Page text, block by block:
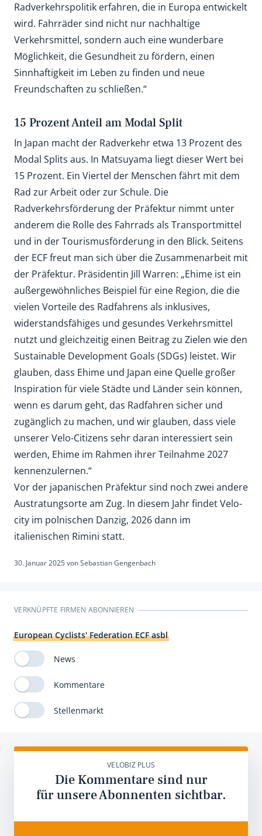
Radverkehrspolitik erfahren, die in Europa entwickelt
wird. Fahrräder sind nicht nur nachhaltige
Verkehrsmittel, sondern auch eine wunderbare
Möglichkeit, die Gesundheit zu fördern, einen
Sinnhaftigkeit im Leben zu finden und neue
Freundschaften zu schließen.“
15 Prozent Anteil am Modal Split
In Japan macht der Radverkehr etwa 13 Prozent des
Modal Splits aus. In Matsuyama liegt dieser Wert bei
15 Prozent. Ein Viertel der Menschen fährt mit dem
Rad zur Arbeit oder zur Schule. Die
Radverkehrsförderung der Präfektur nimmt unter
anderem die Rolle des Fahrrads als Transportmittel
und in der Tourismusförderung in den Blick. Seitens
der ECF freut man sich über die Zusammenarbeit mit
der Präfektur. Präsidentin Jill Warren: „Ehime ist ein
außergewöhnliches Beispiel für eine Region, die die
vielen Vorteile des Radfahrens als inklusives,
widerstandsfähiges und gesundes Verkehrsmittel
nutzt und gleichzeitig einen Beitrag zu Zielen wie den
Sustainable Development Goals (SDGs) leistet. Wir
glauben, dass Ehime und Japan eine Quelle großer
Inspiration für viele Städte und Länder sein können,
wenn es darum geht, das Radfahren sicher und
zugänglich zu machen, und wir glauben, dass viele
unserer Velo-Citizens sehr daran interessiert sein
werden, Ehime im Rahmen ihrer Teilnahme 2027
kennenzulernen.“
Vor der japanischen Präfektur sind noch zwei andere
Austratungsorte am Zug. In diesem Jahr findet Velo-
city im polnischen Danzig, 2026 dann im
italienischen Rimini statt.
30. Januar 2025vonSebastian Gengenbach
VERKNÜPFTE FIRMEN ABONNIEREN
European Cyclists' Federation ECF asbl
News
Kommentare
Stellenmarkt
VELOBIZ PLUS
Die Kommentare sind nur
für unsere Abonnenten sichtbar.